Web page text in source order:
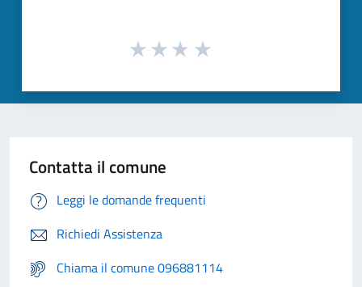
Contatta il comune
Leggi le domande frequenti
Richiedi Assistenza
Chiama il comune 096881114